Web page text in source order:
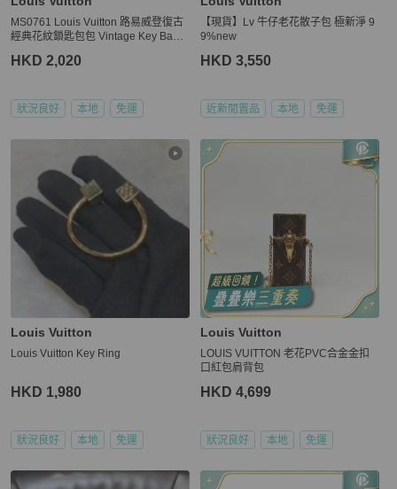
MS0761 Louis Vuitton 路易威登復古
經典花紋鎖匙包包 Vintage Key Bag
HKD 2,020
狀況良好 本地 免運
【現貨】Lv 牛仔老花散子包 極新淨 9
9%new
HKD 3,550
近新閒置品 本地 免運
Louis Vuitton
Louis Vuitton Key Ring
HKD 1,980
狀況良好 本地 免運
Louis Vuitton
LOUIS VUITTON 老花PVC合金金扣
口紅包肩背包
HKD 4,699
狀況良好 本地 免運